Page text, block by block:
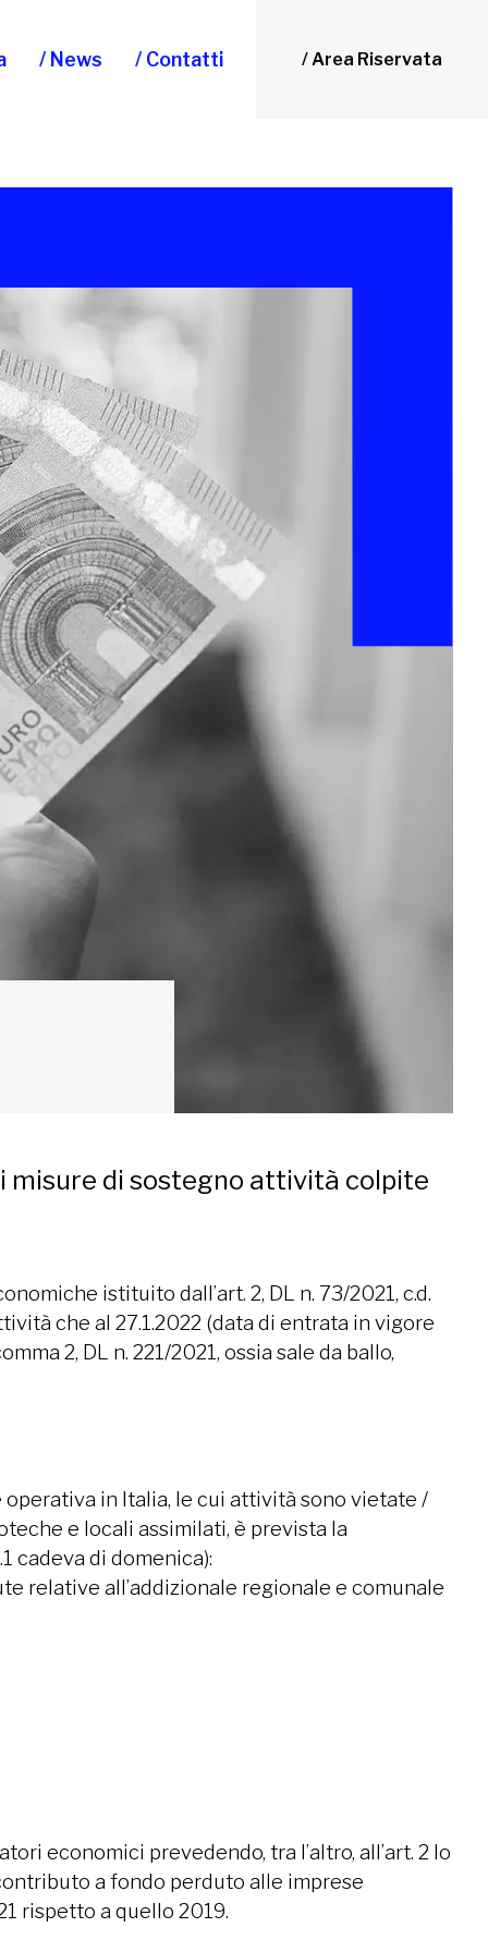
/ News / Contatti / Area Riservata
di sostegno attività colpite
istituito dall’art. 2, DL n. 73/2021, c.d.
che al 27.1.2022 (data di entrata in vigore
2, DL n. 221/2021, ossia sale da ballo,
in Italia, le cui attività sono vietate /
e locali assimilati, è prevista la
cadeva di domenica):
relative all’addizionale regionale e comunale
economici prevedendo, tra l’altro, all’art. 2 lo
a fondo perduto alle imprese
rispetto a quello 2019.